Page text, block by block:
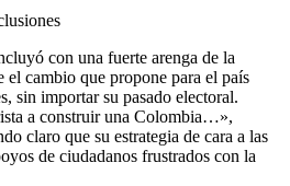
con una fuerte arenga de la
el cambio que propone para el país
sin importar su pasado electoral.
a construir una Colombia…»,
claro que su estrategia de cara a las
de ciudadanos frustrados con la